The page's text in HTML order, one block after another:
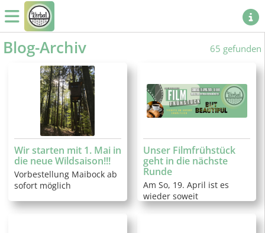
Blog-Archiv 65 gefunden
Wir starten mit 1. Mai in
die neue Wildsaison!!!
Vorbestellung Maibock ab
sofort möglich
Unser Filmfrühstück
geht in die nächste
Runde
Am So, 19. April ist es
wieder soweit